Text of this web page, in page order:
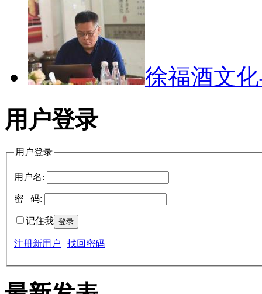
徐福酒文
用户登录
用户登录
用户名:
密 码:
记住我
注册新用户 | 找回密码